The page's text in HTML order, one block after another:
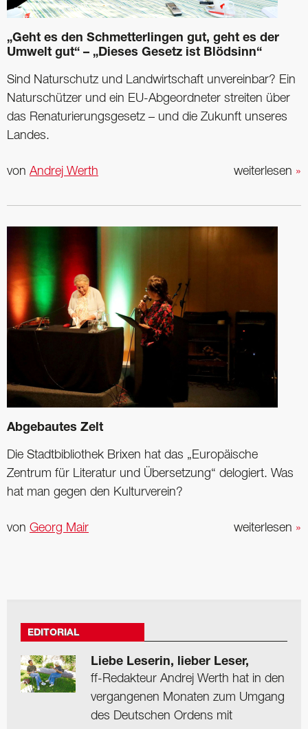
„Geht es den Schmetterlingen gut, geht es der
Umwelt gut“ – „Dieses Gesetz ist Blödsinn“
Sind Naturschutz und Landwirtschaft unvereinbar? Ein
Naturschützer und ein EU-Abgeordneter streiten über
das Renaturierungsgesetz – und die Zukunft unseres
Landes.
weiterlesen »
von Andrej Werth
Abgebautes Zelt
Die Stadtbibliothek Brixen hat das „Europäische
Zentrum für Literatur und Übersetzung“ delogiert. Was
hat man gegen den Kulturverein?
weiterlesen »
von Georg Mair
EDITORIAL
Liebe Leserin, lieber Leser,
ff-Redakteur Andrej Werth hat in den
vergangenen Monaten zum Umgang
des Deutschen Ordens mit